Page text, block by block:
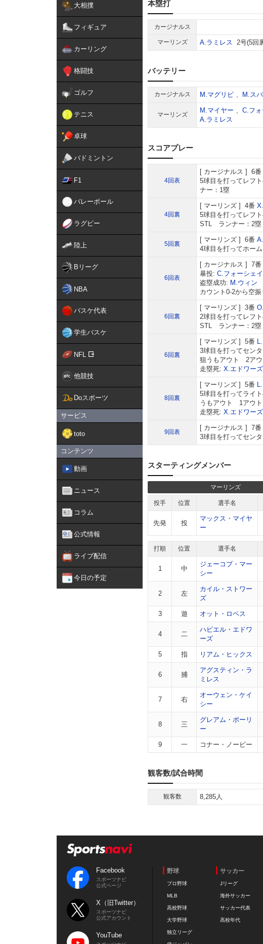
大相撲
フィギュア
カーリング
格闘技
ゴルフ
テニス
卓球
バドミントン
F1
バレーボール
ラグビー
陸上
Bリーグ
NBA
バスケ代表
学生バスケ
NFL
他競技
Doスポーツ
サービス
toto
コンテンツ
動画
ニュース
コラム
公式情報
ライブ配信
今日の予定
本塁打
カージナルス
マーリンズ A.ラミレス 2号(5回
バッテリー
カージナルス M.マグリビ 、 M.ス
マーリンズ
M.マイヤー 、 C.フ
A.ラミレス
スコアプレー
4回表
カージナルス 6番
5球目を打ってレフ
ナー：1塁
4回裏
マーリンズ 4番
5球目を打ってレフ
STL ランナー：2塁
5回裏
マーリンズ 6番
4球目を打ってホー
6回表
カージナルス 7番
暴投: C.フォーシェイ
盗塁成功: M.ウィン
カウント0-2から空
6回裏
マーリンズ 3番
2球目を打ってレフ
STL ランナー：2塁
6回裏
マーリンズ 5番
3球目を打ってセン
狙うもアウト 2ア
走塁死: X.エドワーズ
8回裏
マーリンズ 5番
5球目を打ってライ
うもアウト 1アウ
走塁死: X.エドワーズ
9回表
カージナルス 7番
3球目を打ってセン
スターティングメンバー
マーリンズ
投手 位置 選手名
先発 投
マックス・マイヤ
ー
打順 位置 選手名
1 中
ジェーコブ・マー
シー
2 左
カイル・ストワー
ズ
3 遊 オット・ロペス
4 二
ハビエル・エドワ
ーズ
5 指 リアム・ヒックス
6 捕
アグスティン・ラ
ミレス
7 右
オーウェン・ケイ
シー
8 三
グレアム・ポーリ
ー
9 一 コナー・ノービー
観客数/試合時間
観客数 8,285人
Facebook
スポーツナビ
公式ページ
X（旧Twitter）
スポーツナビ
公式アカウント
YouTube
野球
プロ野球
MLB
高校野球
大学野球
独立リーグ
サッカー
Jリーグ
海外サッカー
サッカー代表
高校年代